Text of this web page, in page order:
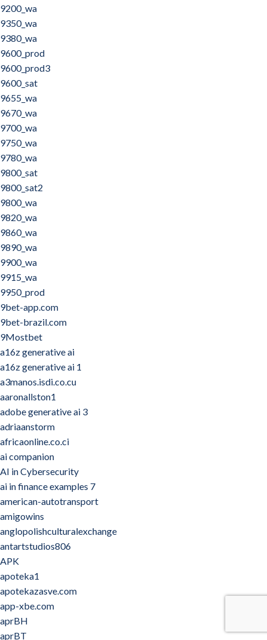
9200_wa
9350_wa
9380_wa
9600_prod
9600_prod3
9600_sat
9655_wa
9670_wa
9700_wa
9750_wa
9780_wa
9800_sat
9800_sat2
9800_wa
9820_wa
9860_wa
9890_wa
9900_wa
9915_wa
9950_prod
9bet-app.com
9bet-brazil.com
9Mostbet
a16z generative ai
a16z generative ai 1
a3manos.isdi.co.cu
aaronallston1
adobe generative ai 3
adriaanstorm
africaonline.co.ci
ai companion
AI in Cybersecurity
ai in finance examples 7
american-autotransport
amigowins
anglopolishculturalexchange
antartstudios806
APK
apoteka1
apotekazasve.com
app-xbe.com
aprBH
aprBT